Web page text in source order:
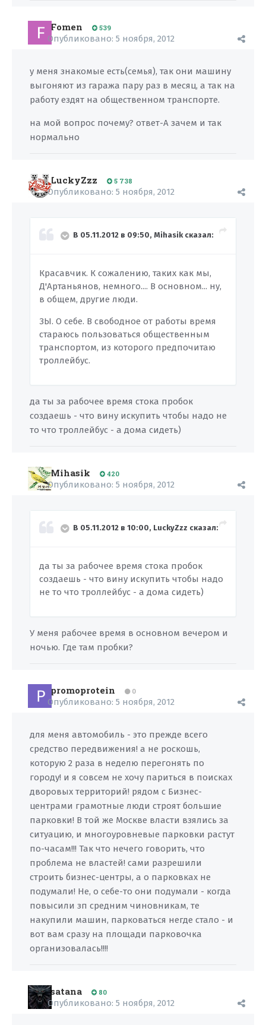
Fomen 539
Опубликовано: 5 ноября, 2012
у меня знакомые есть(семья), так они машину
выгоняют из гаража пару раз в месяц, а так на
работу ездят на общественном транспорте.
на мой вопрос почему? ответ-А зачем и так
нормально
LuckyZzz 5 738
Опубликовано: 5 ноября, 2012
В 05.11.2012 в 09:50, Mihasik сказал:
Красавчик. К сожалению, таких как мы,
Д'Артаньянов, немного.... В основном... ну,
в общем, другие люди.
ЗЫ. О себе. В свободное от работы время
стараюсь пользоваться общественным
транспортом, из которого предпочитаю
троллейбус.
да ты за рабочее время стока пробок
создаешь - что вину искупить чтобы надо не
то что троллейбус - а дома сидеть)
Mihasik 420
Опубликовано: 5 ноября, 2012
В 05.11.2012 в 10:00, LuckyZzz сказал:
да ты за рабочее время стока пробок
создаешь - что вину искупить чтобы надо
не то что троллейбус - а дома сидеть)
У меня рабочее время в основном вечером и
ночью. Где там пробки?
promoprotein 0
Опубликовано: 5 ноября, 2012
для меня автомобиль - это прежде всего
средство передвижения! а не роскошь,
которую 2 раза в неделю перегонять по
городу! и я совсем не хочу париться в поисках
дворовых территорий! рядом с Бизнес-
центрами грамотные люди строят большие
парковки! В той же Москве власти взялись за
ситуацию, и многоуровневые парковки растут
по-часам!!! Так что нечего говорить, что
проблема не властей! сами разрешили
строить бизнес-центры, а о парковках не
подумали! Не, о себе-то они подумали - когда
повысили зп средним чиновникам, те
накупили машин, парковаться негде стало - и
вот вам сразу на площади парковочка
организовалась!!!!
satana 80
Опубликовано: 5 ноября, 2012